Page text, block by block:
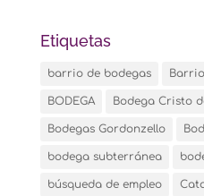
Etiquetas
barrio de bodegas
BODEGA Bodega Cristo
Bodegas Gordonzello
bodega subterránea
búsqueda de empleo